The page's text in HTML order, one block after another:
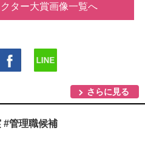
ター大賞画像一覧へ
さらに見る
#管理職候補